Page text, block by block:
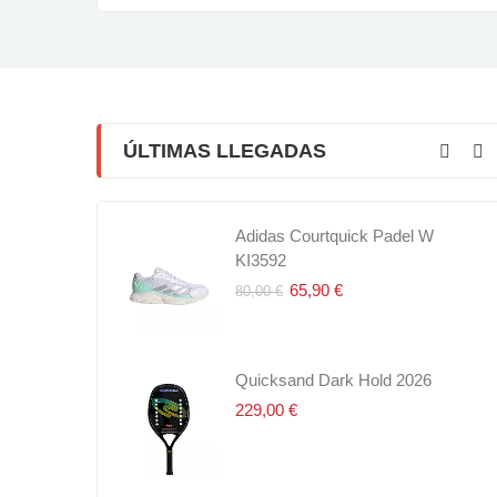
ÚLTIMAS LLEGADAS
Adidas Courtquick Padel W
KI3592
80,00 € 65,90 €
Quicksand Dark Hold 2026
229,00 €
Dunlop ATP Championship
Dunlop ATP Viper-Dry
30